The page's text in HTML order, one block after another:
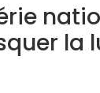
la